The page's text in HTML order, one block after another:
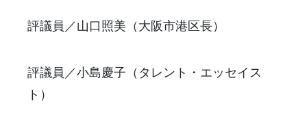
評議員／山口照美（大阪市港区長）
評議員／小島慶子（タレント・エッセイス
ト）